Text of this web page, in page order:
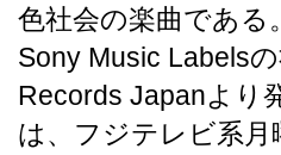
色社会の楽曲である
Sony Music Labels
Records Japanより
は、フジテレビ系月